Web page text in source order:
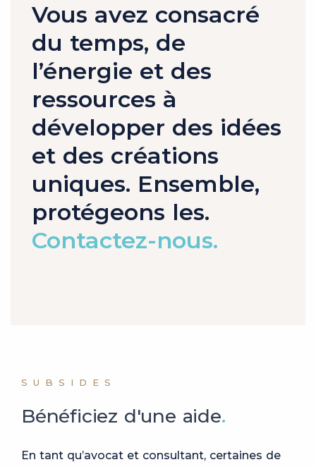
Vous avez consacré
du temps, de
l’énergie et des
ressources à
développer des idées
et des créations
uniques. Ensemble,
protégeons les.
Contactez-nous
SUBSIDES
Bénéficiez d'une aide
En tant qu’avocat et consultant, certaines de